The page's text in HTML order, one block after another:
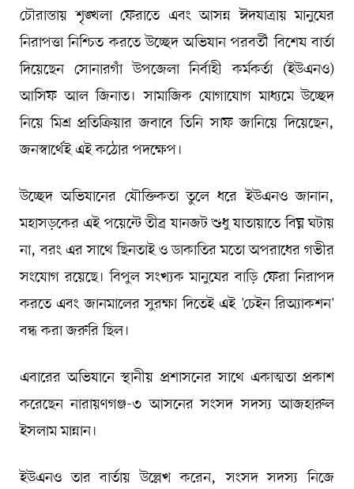
চৌরাস্তায় শৃঙ্খলা ফেরাতে এবং আসন্ন ঈদযাত্রায় মানুষের
নিরাপত্তা নিশ্চিত করতে উচ্ছেদ অভিযান পরবর্তী বিশেষ বার্তা
দিয়েছেন সোনারগাঁ উপজেলা নির্বাহী কর্মকর্তা (ইউএনও)
আসিফ আল জিনাত। সামাজিক যোগাযোগ মাধ্যমে উচ্ছেদ
নিয়ে মিশ্র প্রতিক্রিয়ার জবাবে তিনি সাফ জানিয়ে দিয়েছেন,
জনস্বার্থেই এই কঠোর পদক্ষেপ।
উচ্ছেদ অভিযানের যৌক্তিকতা তুলে ধরে ইউএনও জানান,
মহাসড়কের এই পয়েন্টে তীব্র যানজট শুধু যাতায়াতে বিঘ্ন ঘটায়
না, বরং এর সাথে ছিনতাই ও ডাকাতির মতো অপরাধের গভীর
সংযোগ রয়েছে। বিপুল সংখ্যক মানুষের বাড়ি ফেরা নিরাপদ
করতে এবং জানমালের সুরক্ষা দিতেই এই 'চেইন রিঅ্যাকশন'
বন্ধ করা জরুরি ছিল।
এবারের অভিযানে স্থানীয় প্রশাসনের সাথে একাত্মতা প্রকাশ
করেছেন নারায়ণগঞ্জ-৩ আসনের সংসদ সদস্য আজহারুল
ইসলাম মান্নান।
ইউএনও তার বার্তায় উল্লেখ করেন, সংসদ সদস্য নিজে